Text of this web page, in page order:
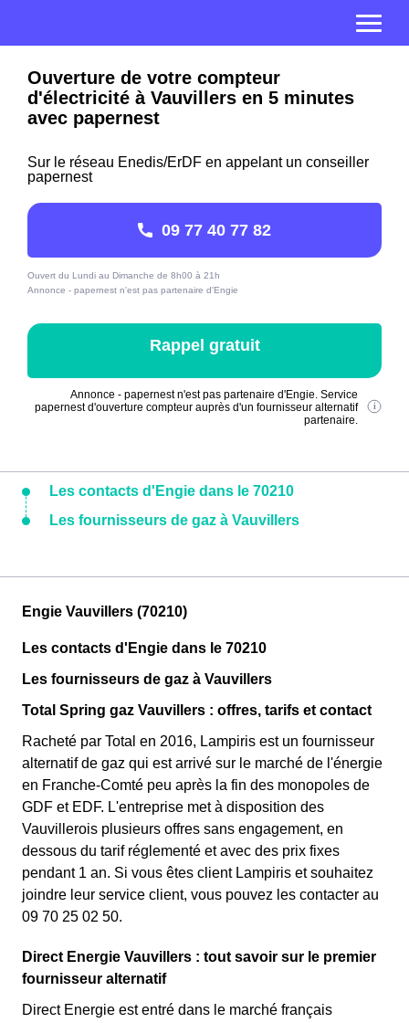
Ouverture de votre compteur
d'électricité à Vauvillers en 5 minutes
avec papernest
Sur le réseau Enedis/ErDF en appelant un conseiller
papernest
09 77 40 77 82
Ouvert du Lundi au Dimanche de 8h00 à 21h
Annonce - papernest n'est pas partenaire d'Engie
Rappel gratuit
Annonce - papernest n'est pas partenaire d'Engie. Service
papernest d'ouverture compteur auprès d'un fournisseur alternatif
partenaire.
Les contacts d'Engie dans le 70210
Les fournisseurs de gaz à Vauvillers
Engie Vauvillers (70210)
Les contacts d'Engie dans le 70210
Les fournisseurs de gaz à Vauvillers
Total Spring gaz Vauvillers : offres, tarifs et contact
Racheté par Total en 2016, Lampiris est un fournisseur
alternatif de gaz qui est arrivé sur le marché de l'énergie
en Franche-Comté peu après la fin des monopoles de
GDF et EDF. L'entreprise met à disposition des
Vauvillerois plusieurs offres sans engagement, en
dessous du tarif réglementé et avec des prix fixes
pendant 1 an. Si vous êtes client Lampiris et souhaitez
joindre leur service client, vous pouvez les contacter au
09 70 25 02 50.
Direct Energie Vauvillers : tout savoir sur le premier
fournisseur alternatif
Direct Energie est entré dans le marché français